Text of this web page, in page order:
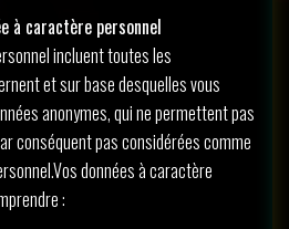
à caractère personnel
incluent toutes les
et sur base desquelles vous
anonymes, qui ne permettent pas
conséquent pas considérées comme
données à caractère
: